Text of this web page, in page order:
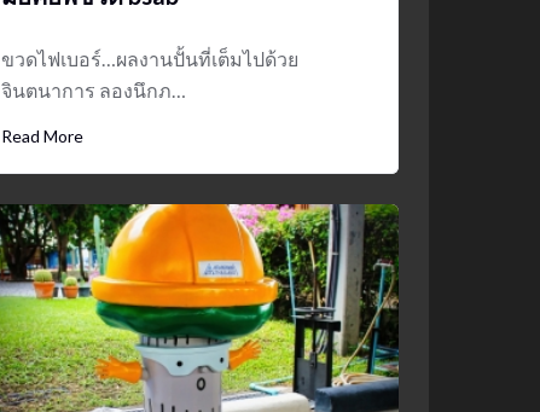
ขวดไฟเบอร์…ผลงานปั้นที่เต็มไปด้วย
จินตนาการ ลองนึกภ…
Read More